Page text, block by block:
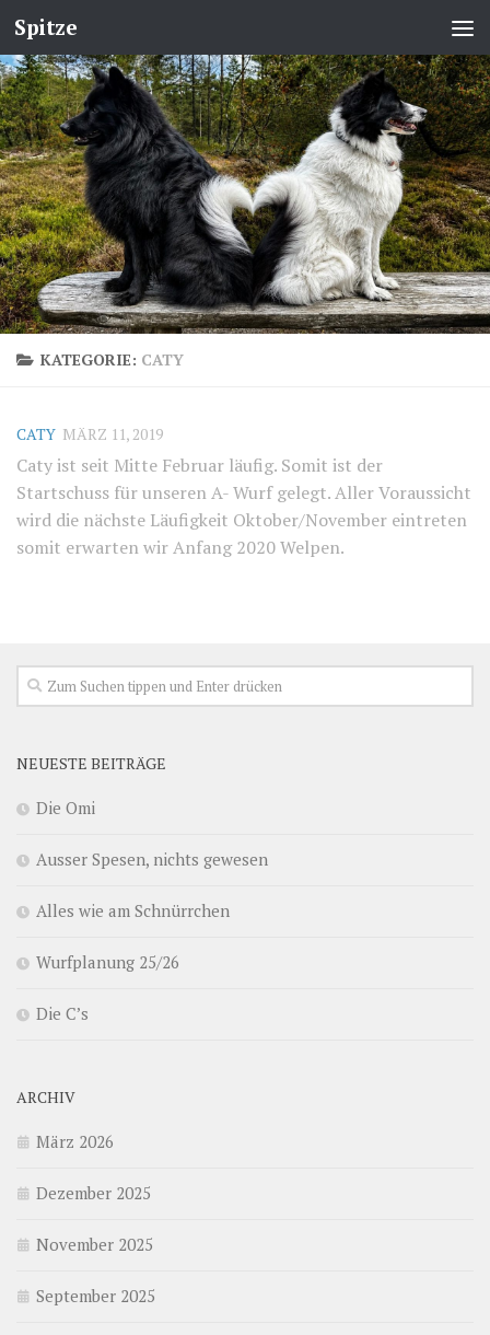
Spitze
KATEGORIE: CATY
CATY MÄRZ 11, 2019
Caty ist seit Mitte Februar läufig. Somit ist der
Startschuss für unseren A- Wurf gelegt. Aller Voraussicht
wird die nächste Läufigkeit Oktober/November eintreten
somit erwarten wir Anfang 2020 Welpen.
NEUESTE BEITRÄGE
Die Omi
Ausser Spesen, nichts gewesen
Alles wie am Schnürrchen
Wurfplanung 25/26
Die C’s
ARCHIV
März 2026
Dezember 2025
November 2025
September 2025